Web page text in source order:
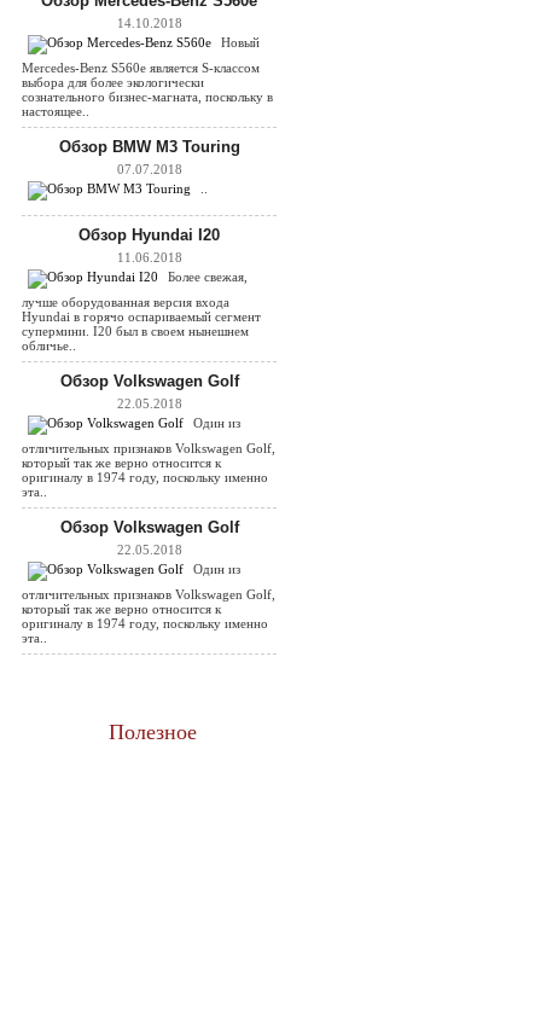
14.10.2018
Новый
Mercedes-Benz S560e является S-классом
выбора для более экологически
сознательного бизнес-магната, поскольку в
настоящее..
Обзор BMW M3 Touring
07.07.2018
Обзор Hyundai I20
11.06.2018
Более свежая,
лучше оборудованная версия входа
Hyundai в горячо оспариваемый сегмент
супермини. I20 был в своем нынешнем
обличье..
Обзор Volkswagen Golf
22.05.2018
Один из
отличительных признаков Volkswagen Golf,
который так же верно относится к
оригиналу в 1974 году, поскольку именно
эта..
Обзор Volkswagen Golf
22.05.2018
Один из
отличительных признаков Volkswagen Golf,
который так же верно относится к
оригиналу в 1974 году, поскольку именно
эта..
Полезное